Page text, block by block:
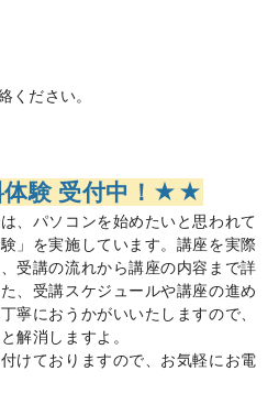
ください。
験 受付中！★★
、パソコンを始めたいと思われて
」を実施しています。講座を実際
受講の流れから講座の内容まで詳
、受講スケジュールや講座の進め
寧におうかがいいたしますので、
解消しますよ。
けておりますので、お気軽にお電